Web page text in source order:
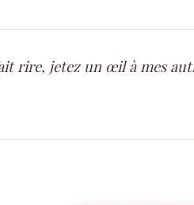
rire, jetez un œil à mes